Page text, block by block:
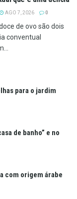
AGO 7, 2026 0
de ovo são dois
conventual
para o jardim
de banho” e no
com origem árabe